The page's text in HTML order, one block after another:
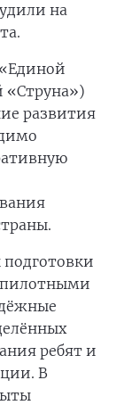
на
«Струна»)
развития
ребят и
В